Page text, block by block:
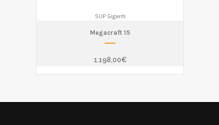
SUP Giganti
Megacraft 15
1.198,00€